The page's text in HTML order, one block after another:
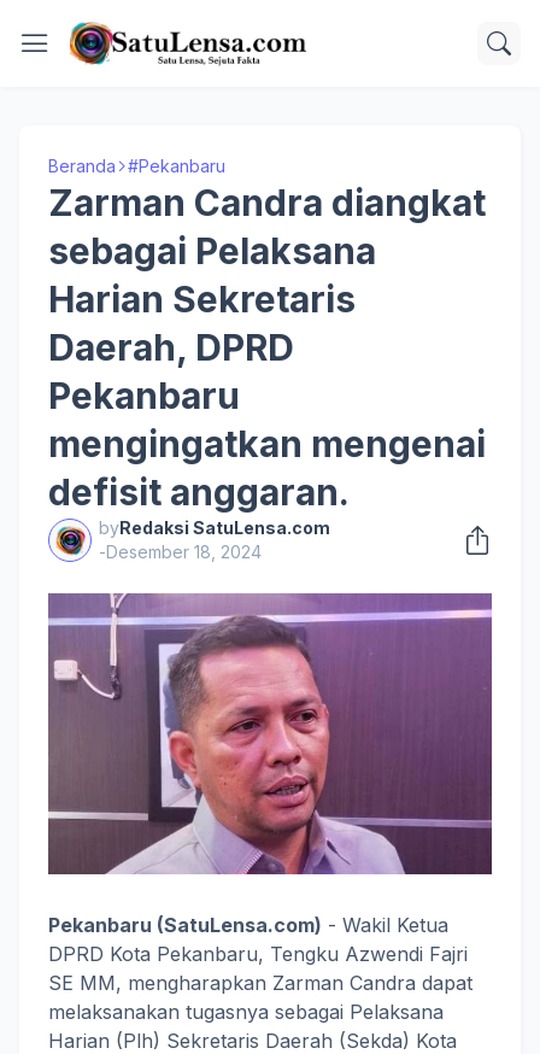
Beranda #Pekanbaru
Zarman Candra diangkat
sebagai Pelaksana
Harian Sekretaris
Daerah, DPRD
Pekanbaru
mengingatkan mengenai
defisit anggaran.
byRedaksi SatuLensa.com
-Desember 18, 2024
Pekanbaru (SatuLensa.com) - Wakil Ketua
DPRD Kota Pekanbaru, Tengku Azwendi Fajri
SE MM, mengharapkan Zarman Candra dapat
melaksanakan tugasnya sebagai Pelaksana
Harian (Plh) Sekretaris Daerah (Sekda) Kota